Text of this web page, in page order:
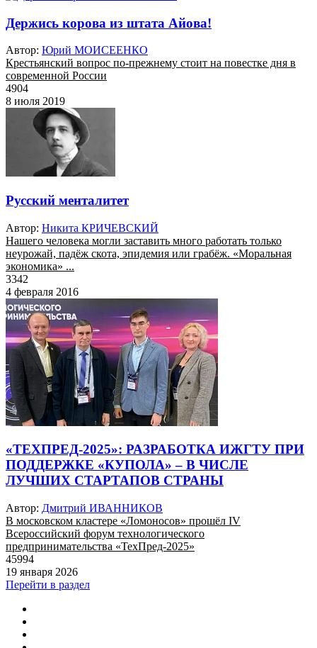
Держись корова из штата Айова!
Автор: Юрий МОИСЕЕНКО
Крестьянский вопрос по-прежнему стоит на повестке дня в
современной России
4904
8 июля 2019
Русский менталитет
Автор: Никита КРИЧЕВСКИЙ
Нашего человека могли заставить много работать только
неурожай, падёж скота, эпидемия или грабёж. «Моральная
экономика» ...
3342
4 февраля 2016
«ТЕХПРЕД-2025»: РАЗРАБОТКА ИЖГТУ ПРИ
ПОДДЕРЖКЕ «КУПОЛА» – В ЧИСЛЕ
ЛУЧШИХ СТАРТАПОВ СТРАНЫ
Автор: Дмитрий ИВАННИКОВ
В московском кластере «Ломоносов» прошёл IV
Всероссийский форум технологического
предпринимательства «ТехПред-2025»
45994
19 января 2026
Перейти в раздел